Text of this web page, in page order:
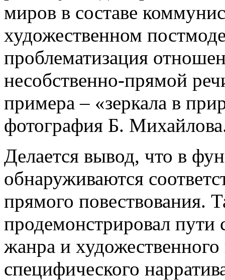
миров в составе
художественном
проблематизация
несобственно-прямой
примера – «зеркала в
фотография Б.
Делается вывод, что в
обнаруживаются
прямого повествования.
продемонстрировал пути
жанра и
специфического